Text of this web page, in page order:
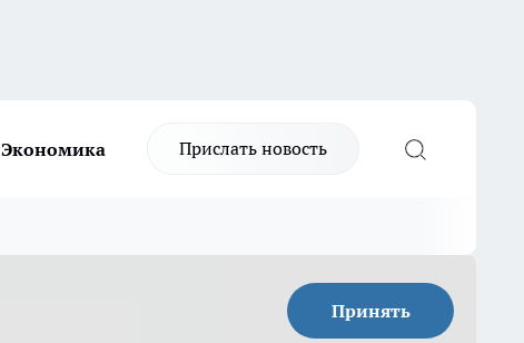
Экономика Прислать новость
Принять